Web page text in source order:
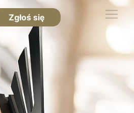
Zgłoś się